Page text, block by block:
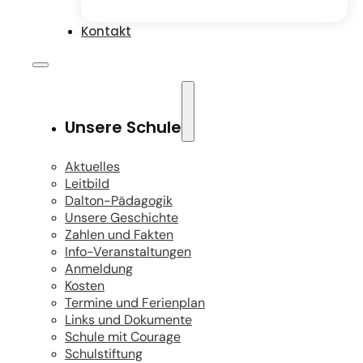
Kontakt
Unsere Schule
Aktuelles
Leitbild
Dalton-Pädagogik
Unsere Geschichte
Zahlen und Fakten
Info-Veranstaltungen
Anmeldung
Kosten
Termine und Ferienplan
Links und Dokumente
Schule mit Courage
Schulstiftung